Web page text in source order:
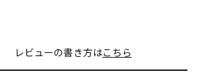
レビューの書き方はこちら